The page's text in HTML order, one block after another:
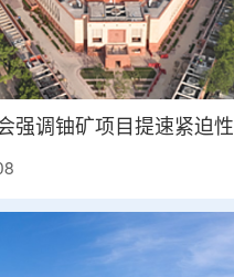
强调铀矿项目提速紧迫性